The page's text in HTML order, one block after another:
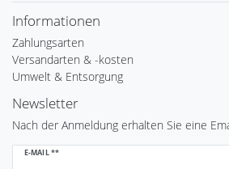
Informationen
Zahlungsarten
Versandarten & -kosten
Umwelt & Entsorgung
Newsletter
Nach der Anmeldung erhalten Sie eine
E-MAIL **
Newsletter